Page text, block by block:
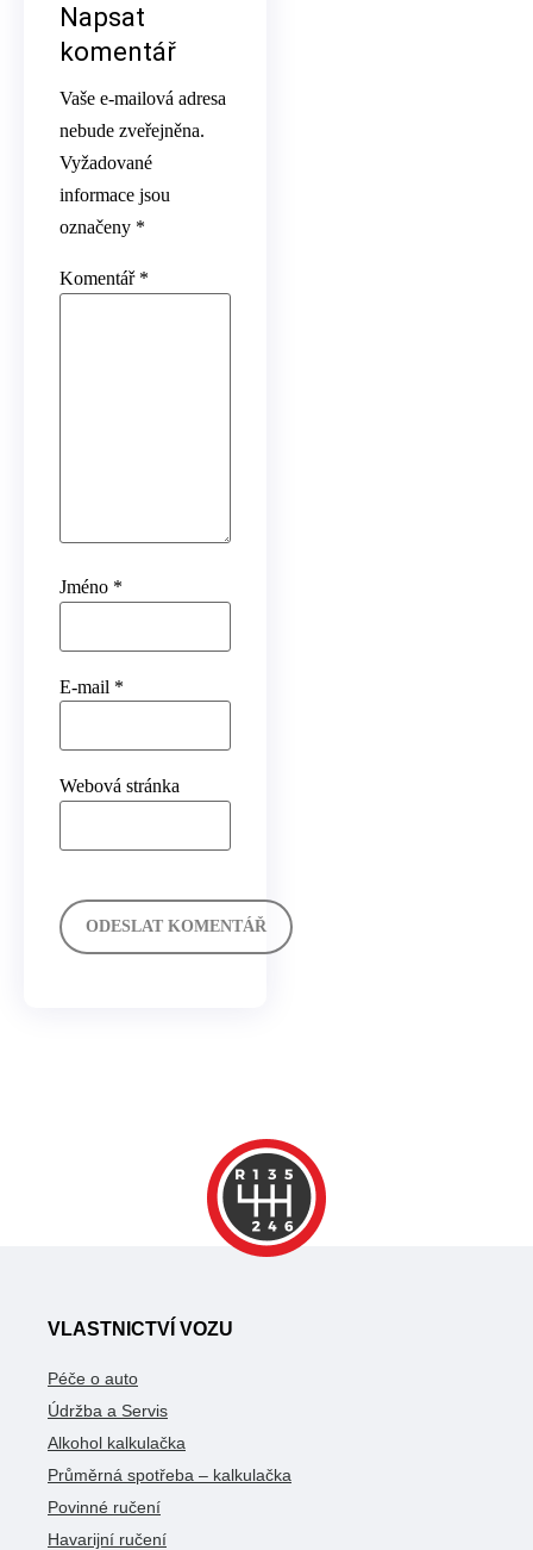
Napsat
komentář
Vaše e-mailová adresa
nebude zveřejněna.
Vyžadované
informace jsou
označeny *
Komentář *
Jméno *
E-mail *
Webová stránka
VLASTNICTVÍ VOZU
Péče o auto
Údržba a Servis
Alkohol kalkulačka
Průměrná spotřeba – kalkulačka
Povinné ručení
Havarijní ručení